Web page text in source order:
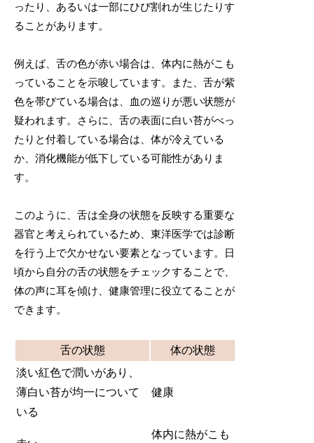
ったり、あるいは一部にひび割れが生じたりす
ることがあります。
例えば、舌の色が赤い場合は、体内に熱がこも
っていることを示唆しています。また、舌が紫
色を帯びている場合は、血の巡りが悪い状態が
疑われます。さらに、舌の表面に白い苔がべっ
たりと付着している場合は、体が冷えている
か、消化機能が低下している可能性がありま
す。
このように、舌は全身の状態を反映する重要な
器官と考えられているため、東洋医学では診断
を行う上で欠かせない要素となっています。日
頃から自分の舌の状態をチェックすることで、
体の声に耳を傾け、健康管理に役立てることが
できます。
舌の状態
体の状態
淡い紅色で潤いがあり、
薄白い苔が均一について
いる
健康
体内に熱がこも